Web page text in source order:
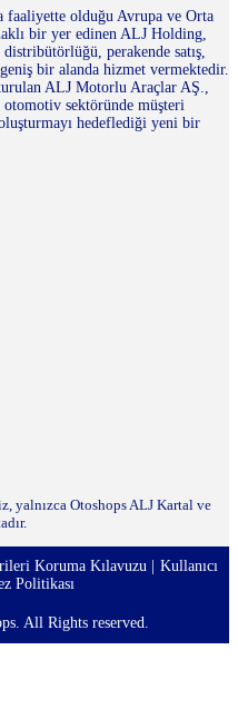
faaliyette olduğu Avrupa ve Orta
bir yer edinen ALJ Holding,
perakende satış,
bir alanda hizmet vermektedir.
ALJ Motorlu Araçlar AŞ.,
sektöründe müşteri
hedeflediği yeni bir
yalnızca Otoshops ALJ Kartal ve
All Rights reserved.
Koruma Kılavuzu
Kullanıcı
Politikası